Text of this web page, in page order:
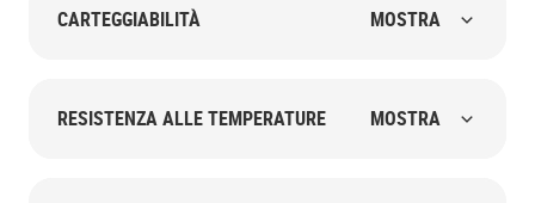
CARTEGGIABILITÀ MOSTRA
RESISTENZA ALLE TEMPERATURE MOSTRA